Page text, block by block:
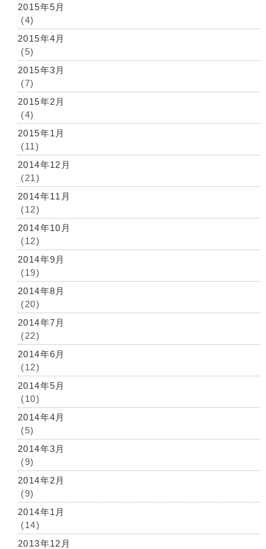
2015年5月
(4)
2015年4月
(5)
2015年3月
(7)
2015年2月
(4)
2015年1月
(11)
2014年12月
(21)
2014年11月
(12)
2014年10月
(12)
2014年9月
(19)
2014年8月
(20)
2014年7月
(22)
2014年6月
(12)
2014年5月
(10)
2014年4月
(5)
2014年3月
(9)
2014年2月
(9)
2014年1月
(14)
2013年12月